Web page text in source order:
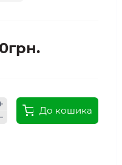
До кошика